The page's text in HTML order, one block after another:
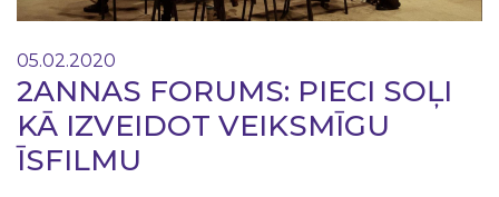
05.02.2020
2ANNAS FORUMS: PIECI SOĻI
KĀ IZVEIDOT VEIKSMĪGU
ĪSFILMU